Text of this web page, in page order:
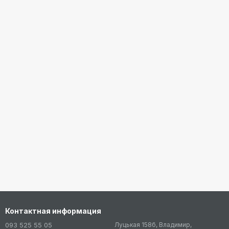
Контактная информация
093 525 55 05
Луцькая 158б, Владимир,